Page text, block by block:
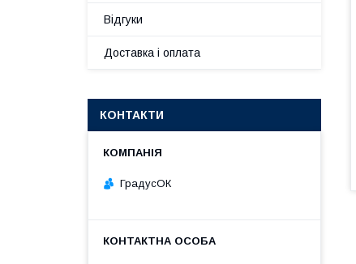
Відгуки
Доставка і оплата
КОНТАКТИ
ГрадусОК